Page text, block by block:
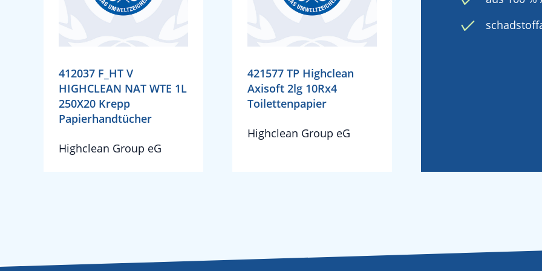
412037 F_HT V
HIGHCLEAN NAT WTE 1L
250X20 Krepp
Papierhandtücher
Highclean Group eG
421577 TP Highclean
Axisoft 2lg 10Rx4
Toilettenpapier
Highclean Group eG